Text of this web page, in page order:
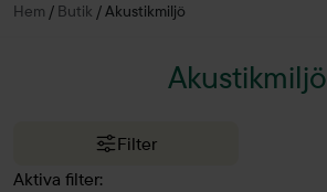
Hem / Butik /Akustikmiljö
Akustikmiljö
Filter
Aktiva filter: